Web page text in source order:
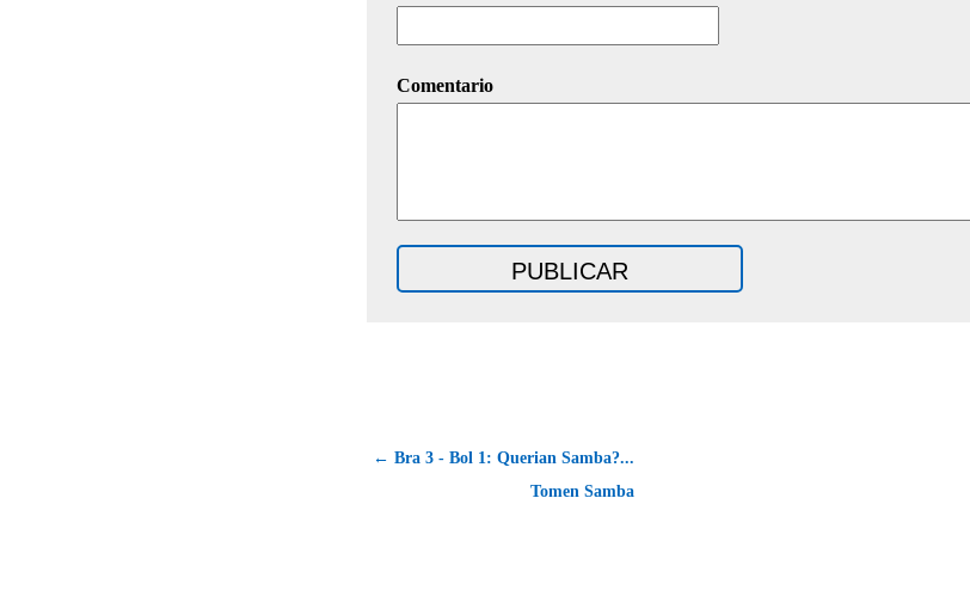
Comentario
← Bra 3 - Bol 1: Querian Samba?...
Tomen Samba